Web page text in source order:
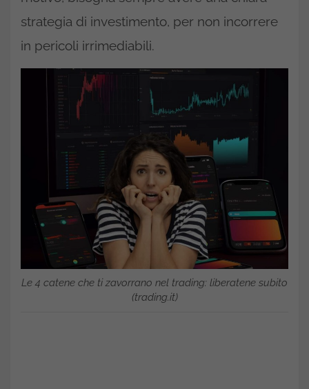
strategia di investimento, per non incorrere
in pericoli irrimediabili.
Le 4 catene che ti zavorrano nel trading: liberatene subito
(trading.it)